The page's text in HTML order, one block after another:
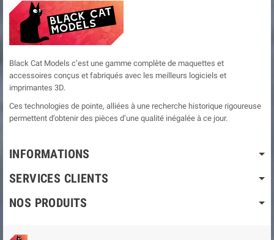
Black Cat Models c’est une gamme complète de maquettes et
accessoires conçus et fabriqués avec les meilleurs logiciels et
imprimantes 3D.
Ces technologies de pointe, alliées à une recherche historique rigoureuse
permettent d’obtenir des pièces d’une qualité inégalée à ce jour.
INFORMATIONS
SERVICES CLIENTS
NOS PRODUITS